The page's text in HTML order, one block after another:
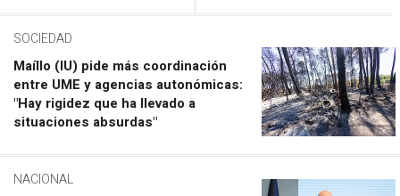
SOCIEDAD
Maíllo (IU) pide más coordinación
entre UME y agencias autonómicas:
"Hay rigidez que ha llevado a
situaciones absurdas"
NACIONAL